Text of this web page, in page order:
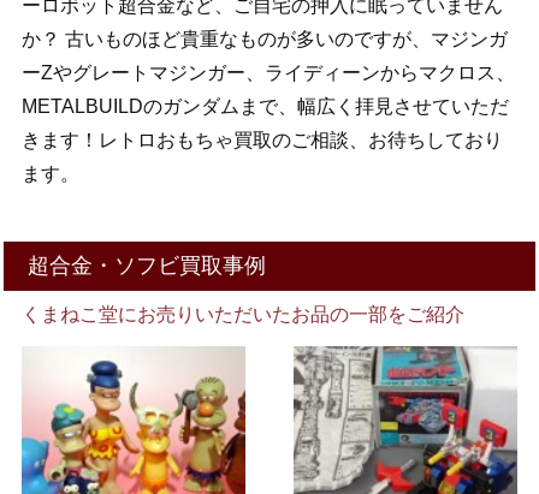
ーロボット超合金など、ご自宅の押入に眠っていません
か？ 古いものほど貴重なものが多いのですが、マジンガ
ーZやグレートマジンガー、ライディーンからマクロス、
METALBUILDのガンダムまで、幅広く拝見させていただ
きます！レトロおもちゃ買取のご相談、お待ちしており
ます。
超合金・ソフビ買取事例
くまねこ堂にお売りいただいたお品の一部をご紹介